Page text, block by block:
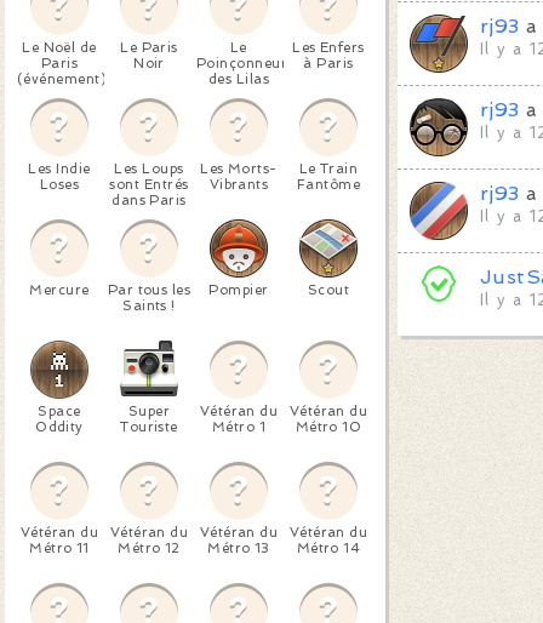
Le Noël de
Paris
(événement)
Le Paris
Noir
Le
Poinçonneur
des Lilas
Les Enfers
à Paris
Les Indie
Loses
Les Loups
sont Entrés
dans Paris
Les Morts-
Vibrants
Le Train
Fantôme
Mercure
Par tous les
Saints !
Pompier Scout
Space
Oddity
Super
Touriste
Vétéran du
Métro 1
Vétéran du
Métro 10
Vétéran du
Métro 11
Vétéran du
Métro 12
Vétéran du
Métro 13
Vétéran du
Métro 14
rj93 a
Il y a
rj93 a
Il y a
rj93 a
Il y a
Il y a